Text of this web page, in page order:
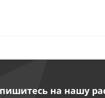
на нашу